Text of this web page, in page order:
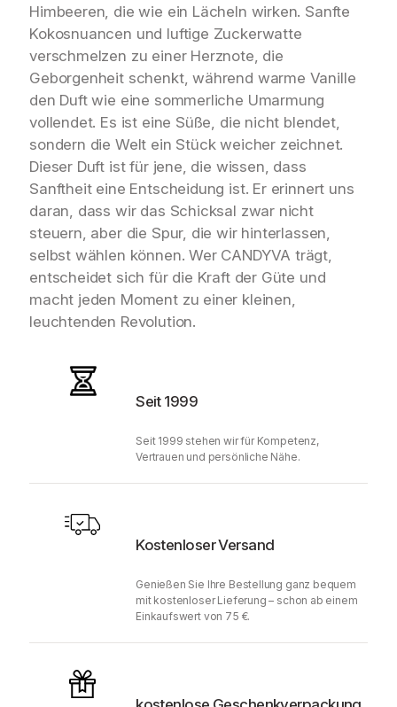
Himbeeren, die wie ein Lächeln wirken. Sanfte
Kokosnuancen und luftige Zuckerwatte
verschmelzen zu einer Herznote, die
Geborgenheit schenkt, während warme Vanille
den Duft wie eine sommerliche Umarmung
vollendet. Es ist eine Süße, die nicht blendet,
sondern die Welt ein Stück weicher zeichnet.
Dieser Duft ist für jene, die wissen, dass
Sanftheit eine Entscheidung ist. Er erinnert uns
daran, dass wir das Schicksal zwar nicht
steuern, aber die Spur, die wir hinterlassen,
selbst wählen können. Wer CANDYVA trägt,
entscheidet sich für die Kraft der Güte und
macht jeden Moment zu einer kleinen,
leuchtenden Revolution.
Seit 1999
Seit 1999 stehen wir für Kompetenz,
Vertrauen und persönliche Nähe.
Kostenloser Versand
Genießen Sie Ihre Bestellung ganz bequem
mit kostenloser Lieferung – schon ab einem
Einkaufswert von 75 €.